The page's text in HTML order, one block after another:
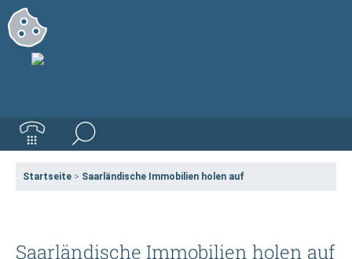
Startseite > Saarländische Immobilien holen auf
Saarländische Immobilien holen auf